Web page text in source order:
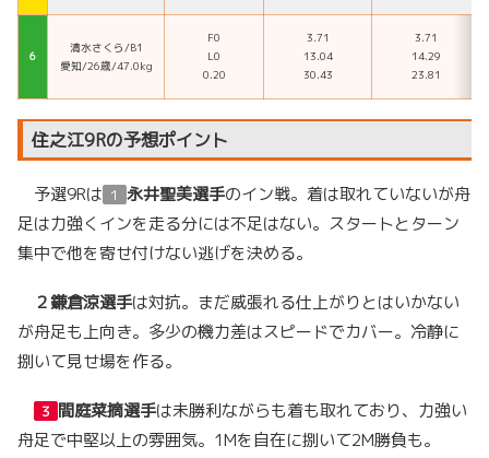
６
清水さくら/B1
愛知/26歳/47.0kg
F0
L0
0.20
3.71
13.04
30.43
3.71
14.29
23.81
住之江9Rの予想ポイント
予選9Rは １ 永井聖美選手のイン戦。着は取れていないが舟
足は力強くインを走る分には不足はない。スタートとターン
集中で他を寄せ付けない逃げを決める。
２鎌倉涼選手は対抗。まだ威張れる仕上がりとはいかない
が舟足も上向き。多少の機力差はスピードでカバー。冷静に
捌いて見せ場を作る。
３ 間庭菜摘選手は未勝利ながらも着も取れており、力強い
舟足で中堅以上の雰囲気。1Mを自在に捌いて2M勝負も。